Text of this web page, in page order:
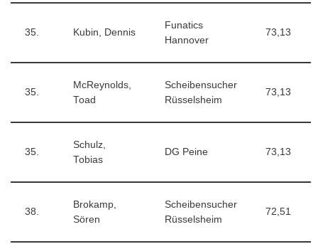
35. Kubin, Dennis
Funatics
Hannover
73,13
35.
McReynolds,
Toad
Scheibensucher
Rüsselsheim
73,13
35.
Schulz,
Tobias
DG Peine 73,13
38.
Brokamp,
Sören
Scheibensucher
Rüsselsheim
72,51